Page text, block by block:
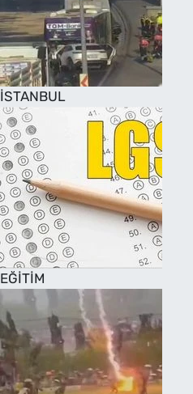
İSTANBUL
EĞİTİM